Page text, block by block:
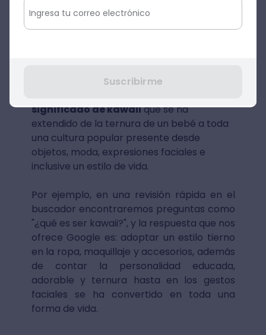
Japón a diversas partes del mundo.
En Japón existe un culto a lo kawaii y ha
significado de kawaiique se ha
extendido de la ternura de un bebé a toda
una cultura popular presente desde
objetos, moda, expresiones faciales e
inclusive un estilo de vida.
Por ejemplo, en una revisión rápida en el
buscador encontraremos preguntas como
"¿qué es ser kawaii?", y la respuesta que nos
ofrece Google es: adoptar un estilo tierno
en la ropa, maquillaje y accesorios, además
de contar la personalidad educada,
adorable y ternura hasta en los gestos
faciales se ha convertido en toda una
forma de vida.
Suscribirme